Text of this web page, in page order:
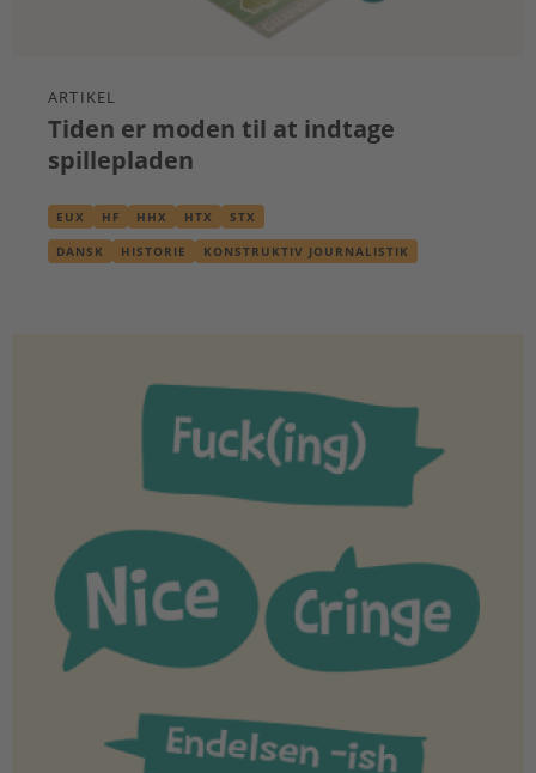
ARTIKEL
Tiden er moden til at indtage
spillepladen
EUX HF HHX HTX STX
DANSK HISTORIE
KONSTRUKTIV JOURNALISTIK